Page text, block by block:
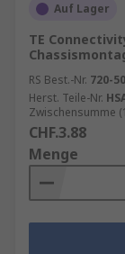
Auf Lager
TE
RS Best.-Nr. 720-
Herst. Teile-Nr.
Zwischensumme
CHF.3.88
Menge